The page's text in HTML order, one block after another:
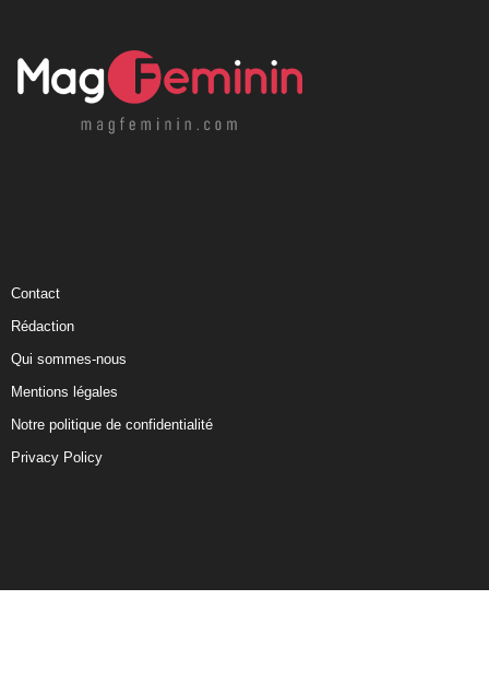
Contact
Rédaction
Qui sommes-nous
Mentions légales
Notre politique de confidentialité
Privacy Policy